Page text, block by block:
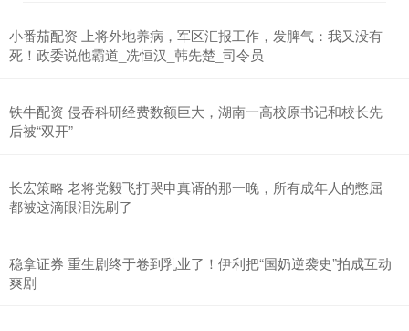
小番茄配资 上将外地养病，军区汇报工作，发脾气：我又没有
死！政委说他霸道_冼恒汉_韩先楚_司令员
铁牛配资 侵吞科研经费数额巨大，湖南一高校原书记和校长先
后被“双开”
长宏策略 老将党毅飞打哭申真谞的那一晚，所有成年人的憋屈
都被这滴眼泪洗刷了
稳拿证券 重生剧终于卷到乳业了！伊利把“国奶逆袭史”拍成互动
爽剧